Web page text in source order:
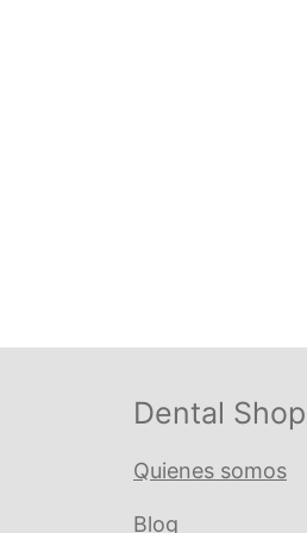
Dental Shop
Quienes somos
Blog